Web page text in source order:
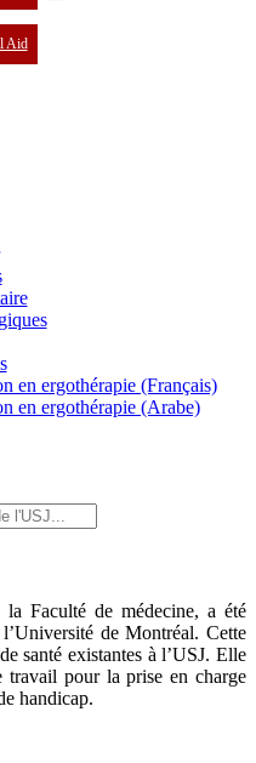
Aid
en ergothérapie (Français)
en ergothérapie (Arabe)
la Faculté de médecine, a été
de Montréal. Cette
santé existantes à l’USJ. Elle
travail pour la prise en charge
handicap.